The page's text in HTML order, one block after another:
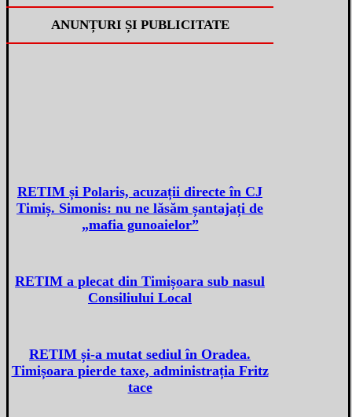
ANUNȚURI ȘI PUBLICITATE
RETIM și Polaris, acuzații directe în CJ
Timiș. Simonis: nu ne lăsăm șantajați de
„mafia gunoaielor”
RETIM a plecat din Timișoara sub nasul
Consiliului Local
RETIM și-a mutat sediul în Oradea.
Timișoara pierde taxe, administrația Fritz
tace